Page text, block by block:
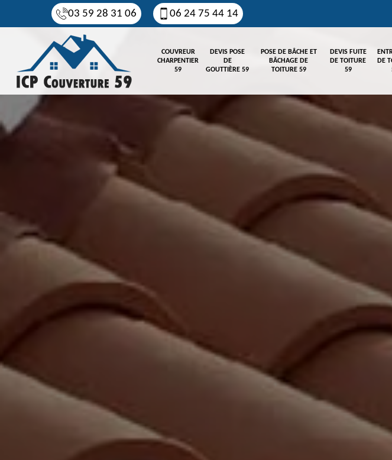
03 59 28 31 06 06 24 75 44 14
COUVREUR
CHARPENTIER
59
DEVIS POSE
DE
GOUTTIÈRE 59
POSE DE BÂCHE ET
BÂCHAGE DE
TOITURE 59
DEVIS FUITE
DE TOITURE
59
DE